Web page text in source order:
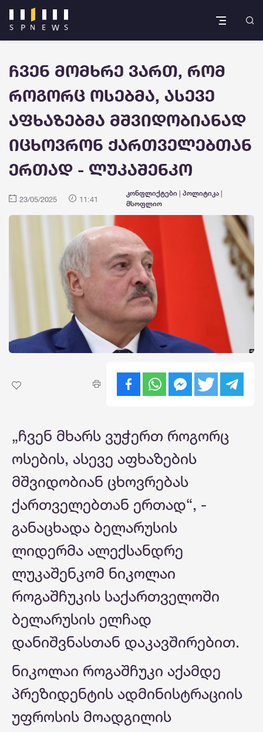
ჩვენ მომხრე ვართ, რომ
როგორც ოსებმა, ასევე
აფხაზებმა მშვიდობიანად
იცხოვრონ ქართველებთან
ერთად - ლუკაშენკო
23/05/2025 11:41
კონფლიქტები პოლიტიკა
მსოფლიო
„ჩვენ მხარს ვუჭერთ როგორც
ოსების, ასევე აფხაზების
მშვიდობიან ცხოვრებას
ქართველებთან ერთად“, -
განაცხადა ბელარუსის
ლიდერმა ალექსანდრე
ლუკაშენკომ ნიკოლაი
როგაშჩუკის საქართველოში
ბელარუსის ელჩად
დანიშვნასთან დაკავშირებით.
ნიკოლაი როგაშჩუკი აქამდე
პრეზიდენტის ადმინისტრაციის
უფროსის მოადგილის